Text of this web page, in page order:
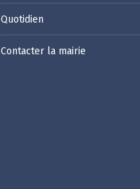
Quotidien
Contacter la mairie